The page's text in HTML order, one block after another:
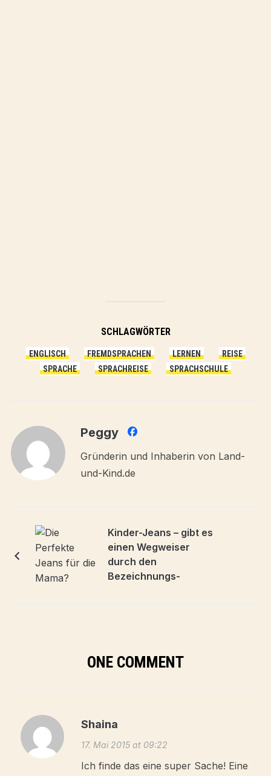
SCHLAGWÖRTER
ENGLISCH FREMDSPRACHEN LERNEN
REISE
SPRACHE
SPRACHREISE SPRACHSCHULE
Peggy
Gründerin und Inhaberin von Land-
und-Kind.de
Kinder-Jeans – gibt es
einen Wegweiser
durch den
Bezeichnungs-
ONE COMMENT
Shaina
17. Mai 2015 at 09:22
Ich finde das eine super Sache! Eine